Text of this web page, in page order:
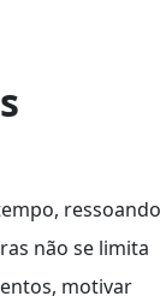
ressoando
não se limita
motivar